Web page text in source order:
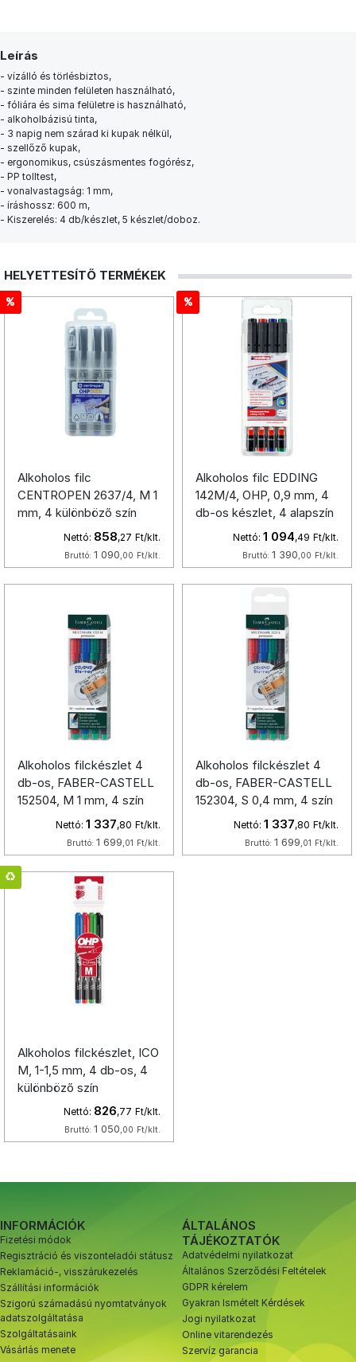
Leírás
- vízálló és törlésbiztos,
- szinte minden felületen használható,
- fóliára és sima felületre is használható,
- alkoholbázisú tinta,
- 3 napig nem szárad ki kupak nélkül,
- szellőző kupak,
- ergonomikus, csúszásmentes fogórész,
- PP tolltest,
- vonalvastagság: 1 mm,
- íráshossz: 600 m,
- Kiszerelés: 4 db/készlet, 5 készlet/doboz.
HELYETTESÍTŐ TERMÉKEK
Alkoholos filc
CENTROPEN 2637/4, M 1
mm, 4 különböző szín
Nettó: 858,27 Ft/klt.
Bruttó: 1 090,00 Ft/klt.
Alkoholos filc EDDING
142M/4, OHP, 0,9 mm, 4
db-os készlet, 4 alapszín
Nettó: 1 094,49 Ft/klt.
Bruttó: 1 390,00 Ft/klt.
Alkoholos filckészlet 4
db-os, FABER-CASTELL
152504, M 1 mm, 4 szín
Nettó: 1 337,80 Ft/klt.
Bruttó: 1 699,01 Ft/klt.
Alkoholos filckészlet 4
db-os, FABER-CASTELL
152304, S 0,4 mm, 4 szín
Nettó: 1 337,80 Ft/klt.
Bruttó: 1 699,01 Ft/klt.
Alkoholos filckészlet, ICO
M, 1-1,5 mm, 4 db-os, 4
különböző szín
Nettó: 826,77 Ft/klt.
Bruttó: 1 050,00 Ft/klt.
INFORMÁCIÓK
Fizetési módok
Regisztráció és viszonteladói státusz
Reklamáció-, visszárukezelés
Szállítási információk
Szigorú számadású nyomtatványok
adatszolgáltatása
Szolgáltatásaink
Vásárlás menete
ÁLTALÁNOS
TÁJÉKOZTATÓK
Adatvédelmi nyilatkozat
Általános Szerződési Feltételek
GDPR kérelem
Gyakran Ismételt Kérdések
Jogi nyilatkozat
Online vitarendezés
Szervíz garancia